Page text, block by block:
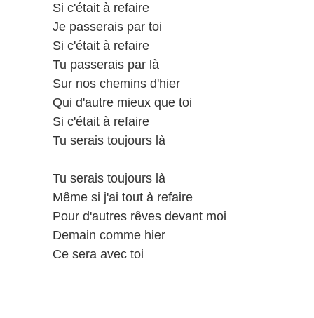
Si c'était à refaire
Je passerais par toi
Si c'était à refaire
Tu passerais par là
Sur nos chemins d'hier
Qui d'autre mieux que toi
Si c'était à refaire
Tu serais toujours là
Tu serais toujours là
Même si j'ai tout à refaire
Pour d'autres rêves devant moi
Demain comme hier
Ce sera avec toi